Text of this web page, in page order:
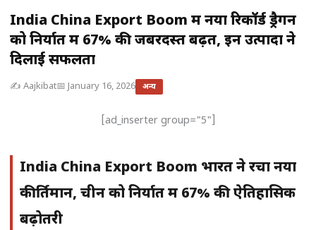
India China Export Boom में नया रिकॉर्ड ड्रैगन
को निर्यात में 67% की जबरदस्त बढ़त, इन उत्पादों ने
दिलाई सफलता
✍️ Aajkibat📅 January 16, 2026 अन्य
[ad_inserter group="5"]
India China Export Boom भारत ने रचा नया
कीर्तिमान, चीन को निर्यात में 67% की ऐतिहासिक
बढ़ोतरी